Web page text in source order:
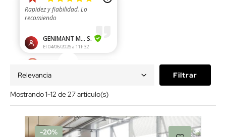
Relevancia Filtrar
Mostrando 1-12 de 27 artículo(s)
-20%